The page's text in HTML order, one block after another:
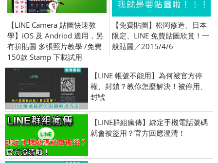
【LINE Camera 貼圖快速教
學】iOS 及 Andriod 適用，另
有拚貼圖 多張照片教學 /免費
150款 Stamp 下載試用
【免費貼圖】松岡修造、日本
限定、LINE 免費貼圖欣賞！一
般貼圖／2015/4/6
【LINE 帳號不能用】為何被官方停
權、封鎖？教你怎麼解決！被停用、
封號
【LINE群組瘋傳】綁定手機電話號碼
就會被盜用？官方回應澄清！